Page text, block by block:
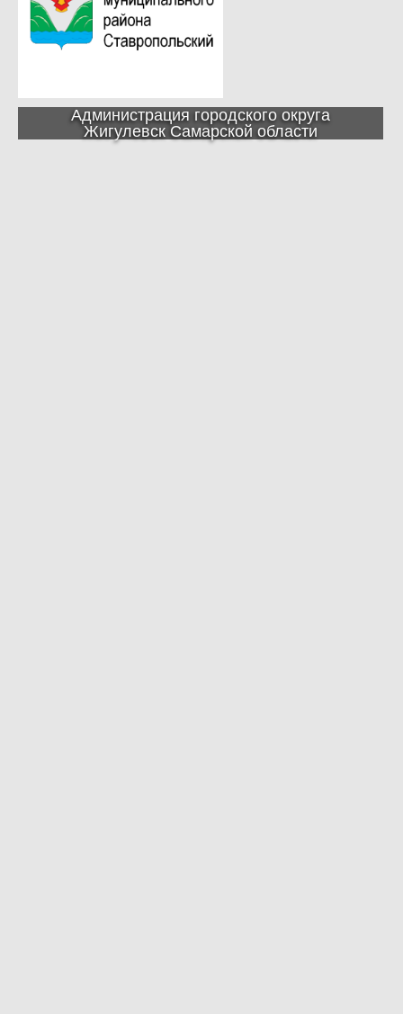
Администрация городского округа
Жигулевск Самарской области